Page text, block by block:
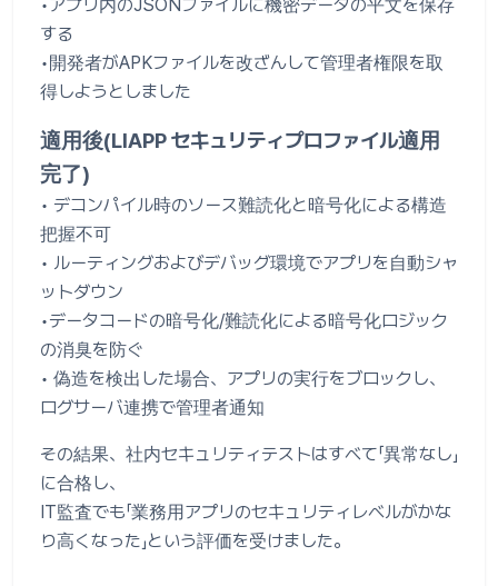
•アプリ内のJSONファイルに機密データの平文を保存
する
•開発者がAPKファイルを改ざんして管理者権限を取
得しようとしました
適用後(LIAPP セキュリティプロファイル適用
完了)
• デコンパイル時のソース難読化と暗号化による構造
把握不可
• ルーティングおよびデバッグ環境でアプリを自動シャ
ットダウン
•データコードの暗号化/難読化による暗号化ロジック
の消臭を防ぐ
• 偽造を検出した場合、アプリの実行をブロックし、
ログサーバ連携で管理者通知
その結果、社内セキュリティテストはすべて「異常なし」
に合格し、
IT監査でも「業務用アプリのセキュリティレベルがかな
り高くなった」という評価を受けました。